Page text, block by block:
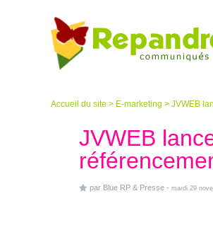
Accueil du site > E-marketing > JVWEB
JVWEB
par Blue RP & Presse - mardi 29